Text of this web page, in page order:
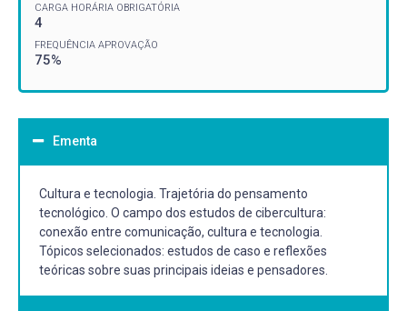
CARGA HORÁRIA OBRIGATÓRIA
4
FREQUÊNCIA APROVAÇÃO
75%
Ementa
Cultura e tecnologia. Trajetória do pensamento
tecnológico. O campo dos estudos de cibercultura:
conexão entre comunicação, cultura e tecnologia.
Tópicos selecionados: estudos de caso e reflexões
teóricas sobre suas principais ideias e pensadores.